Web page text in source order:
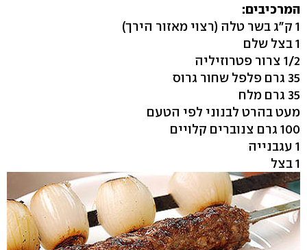
המרכיבים:
1 ק"ג בשר טלה (רצוי מאזור הירך)
1 בצל שלם
1/2 צרור פטרוזיליה
35 גרם פלפל שחור גרוס
35 גרם מלח
מעט בהרט לבנוני לפי הטעם
100 גרם צנוברים קלויים
1 עגבנייה
1 בצל